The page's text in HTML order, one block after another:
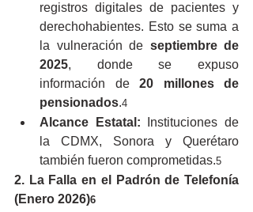
registros digitales de pacientes y
derechohabientes. Esto se suma a
la vulneración de septiembre de
2025, donde se expuso
información de 20 millones de
pensionados.4
Alcance Estatal: Instituciones de
la CDMX, Sonora y Querétaro
también fueron comprometidas.5
2. La Falla en el Padrón de Telefonía
(Enero 2026)6